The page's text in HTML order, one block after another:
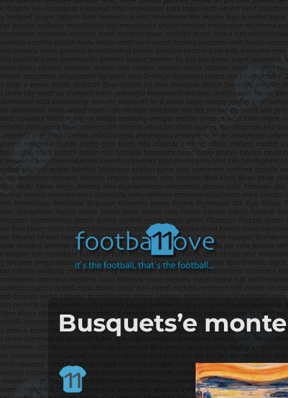
footbaLLove
it's the football, that's the football…
Busquets’e monte